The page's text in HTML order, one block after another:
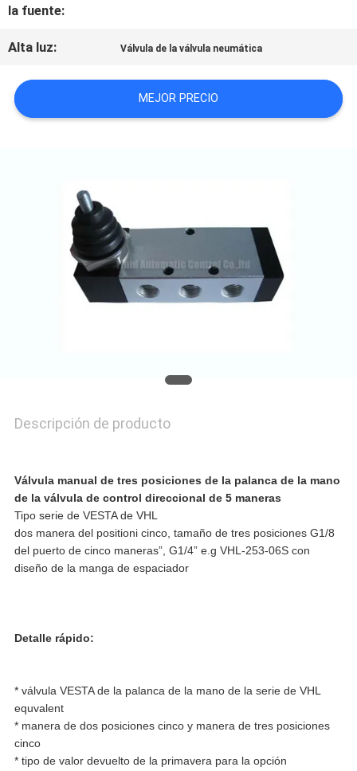
MAPA
DEL
SITIO
PRIVACIDAD
la fuente:
Alta luz: Válvula de la válvula neumática
MEJOR PRECIO
Descripción de producto
Válvula manual de tres posiciones de la palanca de la mano
de la válvula de control direccional de 5 maneras
Tipo serie de VESTA de VHL
dos manera del positioni cinco, tamaño de tres posiciones G1/8
del puerto de cinco maneras”, G1/4” e.g VHL-253-06S con
diseño de la manga de espaciador
Detalle rápido:
* válvula VESTA de la palanca de la mano de la serie de VHL
equvalent
* manera de dos posiciones cinco y manera de tres posiciones
cinco
* tipo de valor devuelto de la primavera para la opción